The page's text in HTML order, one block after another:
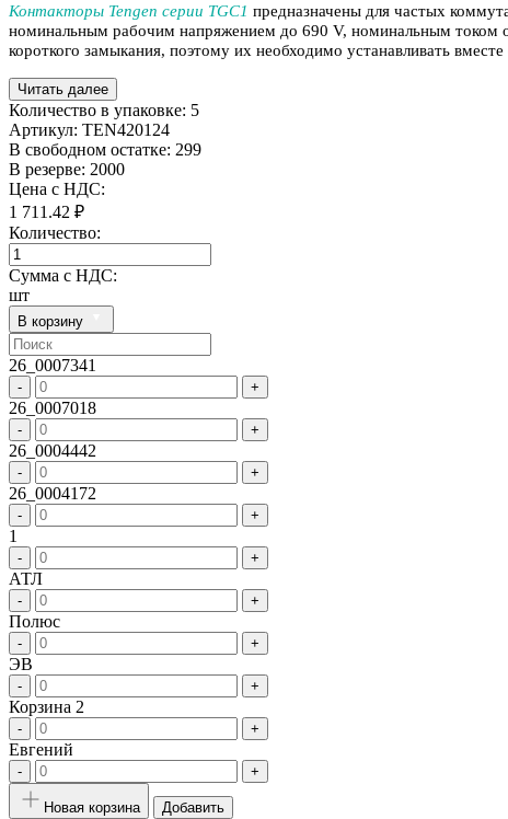
Контакторы Tengen серии TGC1 предназначены для частых
номинальным рабочим напряжением до 690 V, номинальным током
короткого замыкания, поэтому их необходимо устанавливать
Читать далее
Количество в упаковке: 5
Артикул: TEN420124
В свободном остатке: 299
В резерве: 2000
Цена с НДС:
1 711.42 ₽
Количество:
Сумма с НДС:
шт
В корзину
26_0007341
- +
26_0007018
- +
26_0004442
- +
26_0004172
- +
1
- +
АТЛ
- +
Полюс
- +
ЭВ
- +
Корзина 2
- +
Евгений
- +
Новая корзина Добавить